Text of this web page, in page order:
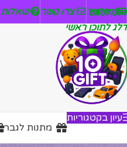
דלג לניווט
דלג לתוכן ראשי
ניזלטר צרו קשר שאלות
עיון בקטגוריות
מתנות לגבר